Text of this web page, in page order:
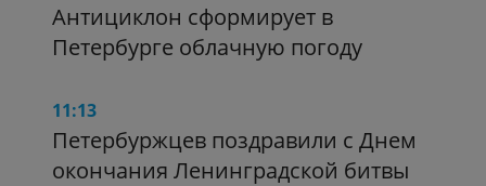
Антициклон сформирует в
Петербурге облачную погоду
11:13
Петербуржцев поздравили с Днем
окончания Ленинградской битвы